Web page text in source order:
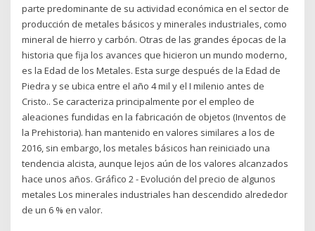
parte predominante de su actividad económica en el sector de
producción de metales básicos y minerales industriales, como
mineral de hierro y carbón. Otras de las grandes épocas de la
historia que fija los avances que hicieron un mundo moderno,
es la Edad de los Metales. Esta surge después de la Edad de
Piedra y se ubica entre el año 4 mil y el I milenio antes de
Cristo.. Se caracteriza principalmente por el empleo de
aleaciones fundidas en la fabricación de objetos (Inventos de
la Prehistoria). han mantenido en valores similares a los de
2016, sin embargo, los metales básicos han reiniciado una
tendencia alcista, aunque lejos aún de los valores alcanzados
hace unos años. Gráfico 2 - Evolución del precio de algunos
metales Los minerales industriales han descendido alrededor
de un 6 % en valor.